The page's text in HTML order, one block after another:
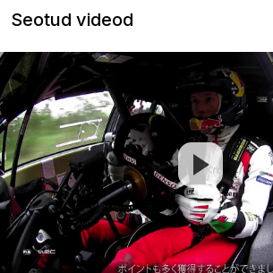
Seotud videod